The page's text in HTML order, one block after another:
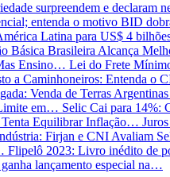
surpreendem e declaram
entenda o motivo BID
Latina para US$ 4
Básica Brasileira Alcança
Ensino… Lei do Frete
a Caminhoneiros: Entenda o
Venda de Terras
em… Selic Cai para 14%:
Tenta Equilibrar Inflação…
Firjan e CNI Avaliam
Flipelô 2023: Livro inédito de
lançamento especial na…